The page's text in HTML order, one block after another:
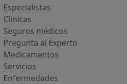
Especialistas
Clínicas
Seguros médicos
Pregunta al Experto
Medicamentos
Servicios
Enfermedades